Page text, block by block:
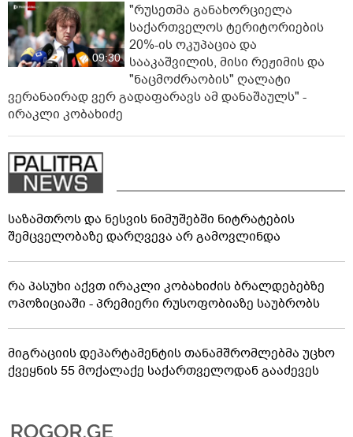
09:30
"რუსეთმა განახორციელა
საქართველოს ტერიტორიების
20%-ის ოკუპაცია და
სააკაშვილის, მისი რეჟიმის და
"ნაცმოძრაობის" ღალატი
ვერანაირად ვერ გადაფარავს ამ დანაშაულს" -
ირაკლი კობახიძე
საზამთროს და ნესვის ნიმუშებში ნიტრატების
შემცველობაზე დარღვევა არ გამოვლინდა
რა პასუხი აქვთ ირაკლი კობახიძის ბრალდებებზე
ოპოზიციაში - პრემიერი რუსოფობიაზე საუბრობს
მიგრაციის დეპარტამენტის თანამშრომლებმა უცხო
ქვეყნის 55 მოქალაქე საქართველოდან გააძევეს